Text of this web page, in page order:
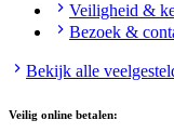
Veiligheid &
Bezoek &
Bekijk alle
Veilig online betalen: